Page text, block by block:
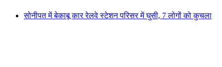
सोनीपत में बेकाबू कार रेलवे स्टेशन परिसर में घुसी, 7 लोगों को कुचला